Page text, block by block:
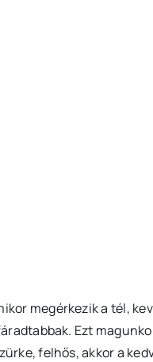
megérkezik a tél,
Ezt
felhős, akkor a